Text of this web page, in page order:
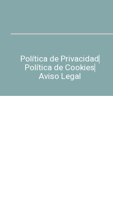
Política de Privacidad
Política de Cookies
Aviso Legal